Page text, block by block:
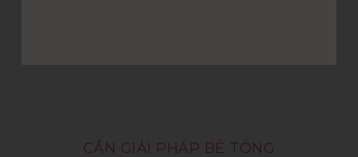
CẦN GIẢI PHÁP BÊ TÔNG